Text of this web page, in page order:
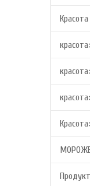
Красота